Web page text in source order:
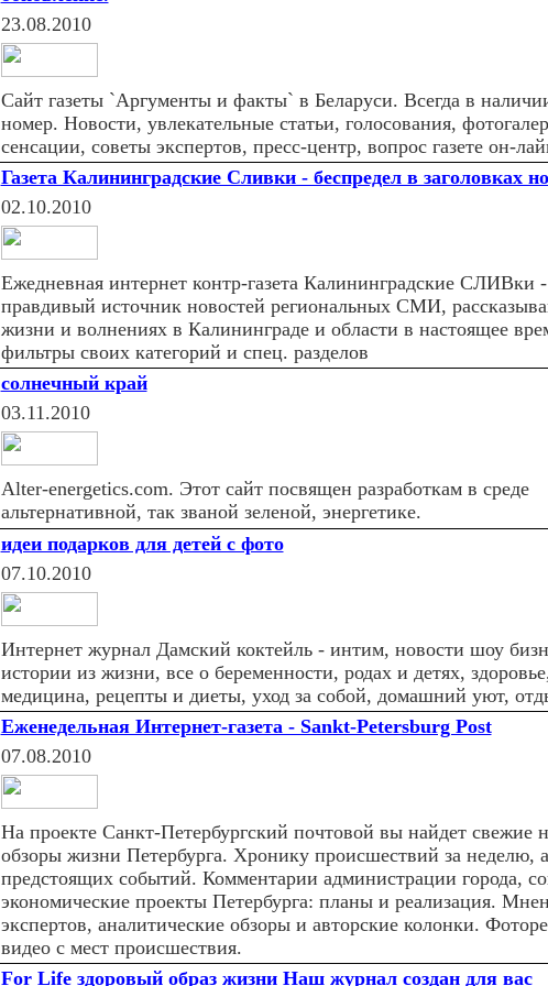
23.08.2010
Сайт газеты `Аргументы и факты` в Беларуси. Всегда в
номер. Новости, увлекательные статьи, голосования,
сенсации, советы экспертов, пресс-центр, вопрос газете он-
Газета Калининградские Сливки - беспредел в заголовках
02.10.2010
Ежедневная интернет контр-газета Калининградские СЛИВки
правдивый источник новостей региональных СМИ,
жизни и волнениях в Калининграде и области в настоящее
фильтры своих категорий и спец. разделов
солнечный край
03.11.2010
Alter-energetics.com. Этот сайт посвящен разработкам в среде
альтернативной, так званой зеленой, энергетике.
идеи подарков для детей с фото
07.10.2010
Интернет журнал Дамский коктейль - интим, новости шоу
истории из жизни, все о беременности, родах и детях,
медицина, рецепты и диеты, уход за собой, домашний уют,
Еженедельная Интернет-газета - Sankt-Petersburg Post
07.08.2010
На проекте Санкт-Петербургский почтовой вы найдет свежие
обзоры жизни Петербурга. Хронику происшествий за неделю,
предстоящих событий. Комментарии администрации города,
экономические проекты Петербурга: планы и реализация.
экспертов, аналитические обзоры и авторские колонки.
видео с мест происшествия.
For Life здоровый образ жизни Наш журнал создан для вас